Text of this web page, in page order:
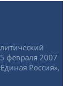
февраля 2007
Россия»,